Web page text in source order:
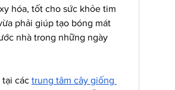
hóa, tốt cho sức khỏe tim
phải giúp tạo bóng mát
nhà trong những ngày
các trung tâm cây giống